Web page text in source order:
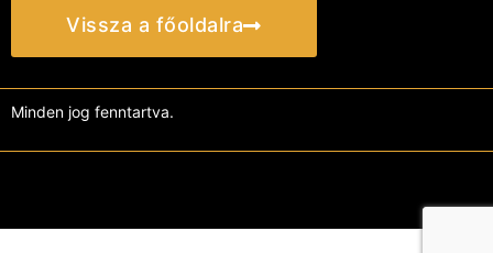
Vissza a főoldalra
Minden jog fenntartva.